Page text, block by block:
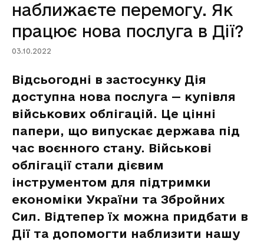
наближаєте перемогу. Як
працює нова послуга в Дії?
03.10.2022
Відсьогодні в застосунку Дія
доступна нова послуга — купівля
військових облігацій. Це цінні
папери, що випускає держава під
час воєнного стану. Військові
облігації стали дієвим
інструментом для підтримки
економіки України та Збройних
Сил. Відтепер їх можна придбати в
Дії та допомогти наблизити нашу